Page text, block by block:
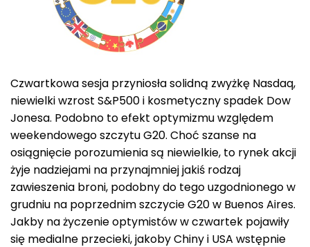
Czwartkowa sesja przyniosła solidną zwyżkę Nasdaq,
niewielki wzrost S&P500 i kosmetyczny spadek Dow
Jonesa. Podobno to efekt optymizmu względem
weekendowego szczytu G20. Choć szanse na
osiągnięcie porozumienia są niewielkie, to rynek akcji
żyje nadziejami na przynajmniej jakiś rodzaj
zawieszenia broni, podobny do tego uzgodnionego w
grudniu na poprzednim szczycie G20 w Buenos Aires.
Jakby na życzenie optymistów w czwartek pojawiły
się medialne przecieki, jakoby Chiny i USA wstępnie